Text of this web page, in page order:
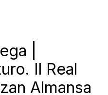
|
Il Real
Almansa